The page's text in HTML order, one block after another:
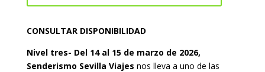
CONSULTAR DISPONIBILIDAD
Nivel tres- Del 14 al 15 de marzo de 2026,
Senderismo Sevilla Viajes nos lleva a uno de las